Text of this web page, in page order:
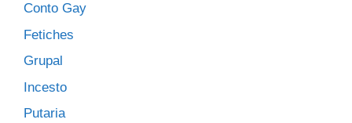
Conto Gay
Fetiches
Grupal
Incesto
Putaria